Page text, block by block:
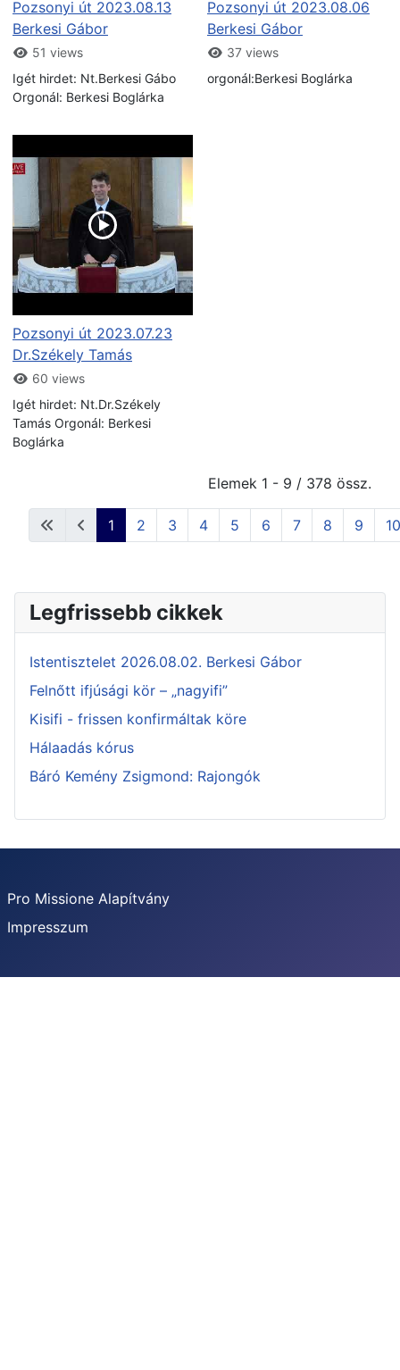
Pozsonyi út 2023.08.13
Berkesi Gábor
51 views
Igét hirdet: Nt.Berkesi Gábo
Orgonál: Berkesi Boglárka
Pozsonyi út 2023.08.06
Berkesi Gábor
37 views
orgonál:Berkesi Boglárka
Pozsonyi út 2023.07.23
Dr.Székely Tamás
60 views
Igét hirdet: Nt.Dr.Székely
Tamás Orgonál: Berkesi
Boglárka
Elemek 1 - 9 / 378 össz.
1 2 3 4 5 6 7 8 9 10
Legfrissebb cikkek
Istentisztelet 2026.08.02. Berkesi Gábor
Felnőtt ifjúsági kör – „nagyifi”
Kisifi - frissen konfirmáltak köre
Hálaadás kórus
Báró Kemény Zsigmond: Rajongók
Pro Missione Alapítvány
Impresszum